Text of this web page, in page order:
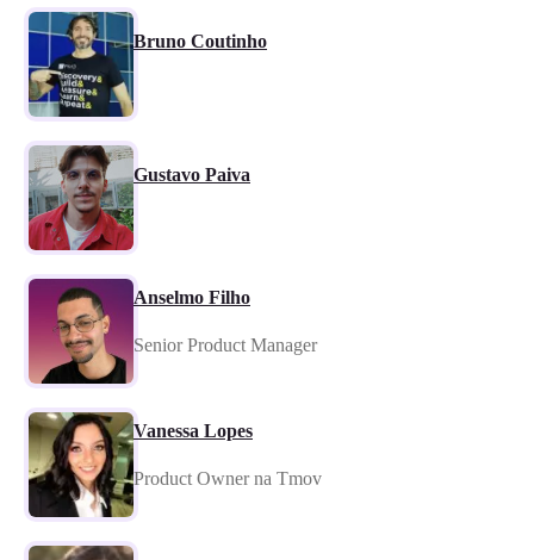
Bruno Coutinho
Gustavo Paiva
Anselmo Filho
Senior Product Manager
Vanessa Lopes
Product Owner na Tmov